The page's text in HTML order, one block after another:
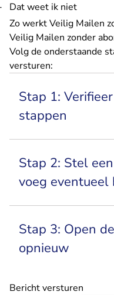
Dat weet ik niet
Zo werkt Veilig Mailen
Veilig Mailen zonder
Volg de onderstaande
versturen:
Stap 1:
stappen
Stap 2: Stel
voeg eventueel
Stap 3: Open
opnieuw
Bericht versturen